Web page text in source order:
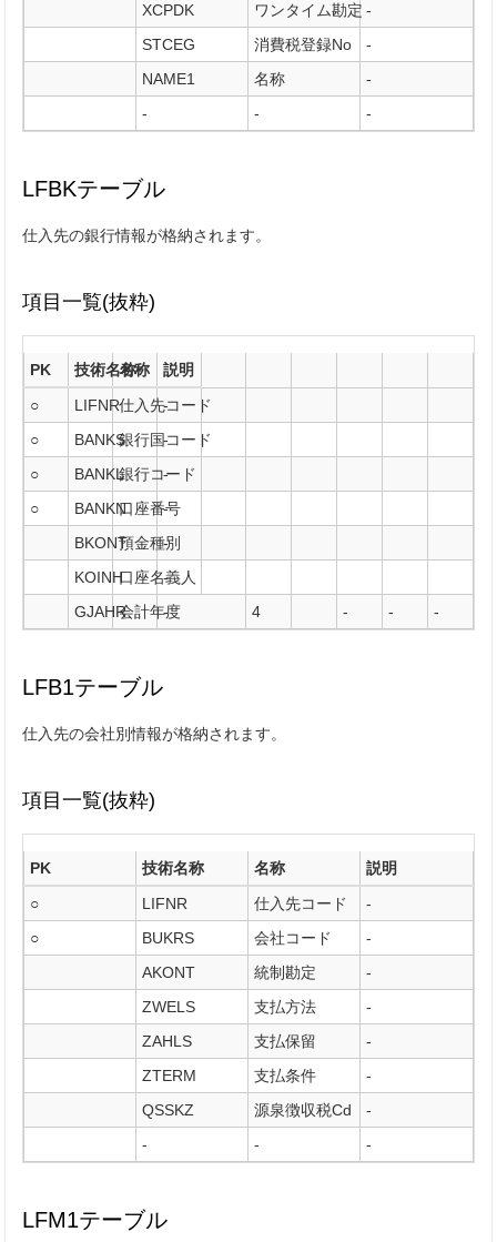
XCPDK
ワンタイム勘定 -
STCEG
消費税登録No
-
NAME1
名称
-
-
- -
LFBKテーブル
仕入先の銀行情報が格納されます。
項目一覧(抜粋)
PK 技術名称名称
説明
○
LIFNR仕入先コード
-
○
BANKS銀行国コード
-
○
BANKL銀行コード
-
○
BANKN口座番号
-
BKONT預金種別
-
KOINH口座名義人
-
GJAHR会計年度
- 4 - - -
LFB1テーブル
仕入先の会社別情報が格納されます。
項目一覧(抜粋)
PK 技術名称 名称
説明
○
LIFNR 仕入先コード
-
○
BUKRS 会社コード
-
AKONT
統制勘定
-
ZWELS
支払方法
-
ZAHLS
支払保留
-
ZTERM
支払条件
-
QSSKZ
源泉徴収税Cd
-
-
- -
LFM1テーブル